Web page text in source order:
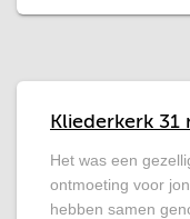
Kliederkerk 31
Het was een
ontmoeting voor
hebben samen